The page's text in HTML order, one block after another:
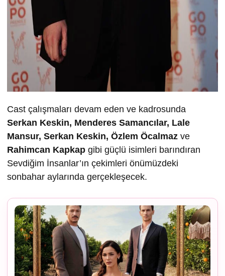
Cast çalışmaları devam eden ve kadrosunda
Serkan Keskin, Menderes Samancılar, Lale
Mansur, Serkan Keskin, Özlem Öcalmaz ve
Rahimcan Kapkap gibi güçlü isimleri barındıran
Sevdiğim İnsanlar’ın çekimleri önümüzdeki
sonbahar aylarında gerçekleşecek.